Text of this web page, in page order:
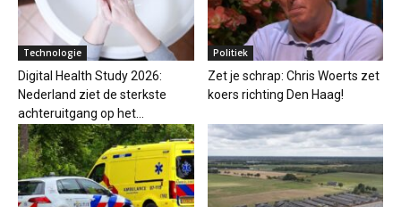
Technologie
Digital Health Study 2026:
Nederland ziet de sterkste
achteruitgang op het...
Politiek
Zet je schrap: Chris Woerts zet
koers richting Den Haag!